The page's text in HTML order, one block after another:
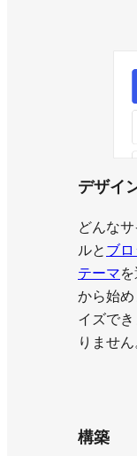
デザイ
どんな
ルと ブロ
テーマ
から始
イズで
りません
構築